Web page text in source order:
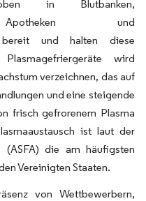
in Blutbanken,
Apotheken und
bereit und halten diese
wird
verzeichnen, das auf
und eine steigende
frisch gefrorenem Plasma
ist laut der
die am häufigsten
Vereinigten Staaten.
von Wettbewerbern,